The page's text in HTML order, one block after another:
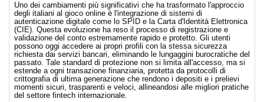
Uno dei cambiamenti più significativi che ha trasformato l'approccio
degli italiani al gioco online è l'integrazione di sistemi di
autenticazione digitale come lo SPID e la Carta d'Identità Elettronica
(CIE). Questa evoluzione ha reso il processo di registrazione e
validazione del conto estremamente rapido e protetto. Gli utenti
possono oggi accedere ai propri profili con la stessa sicurezza
richiesta dai servizi bancari, eliminando le lungaggini burocratiche del
passato. Tale standard di protezione non si limita all'accesso, ma si
estende a ogni transazione finanziaria, protetta da protocolli di
crittografia di ultima generazione che rendono i depositi e i prelievi
momenti sicuri, trasparenti e veloci, allineandosi alle migliori pratiche
del settore fintech internazionale.